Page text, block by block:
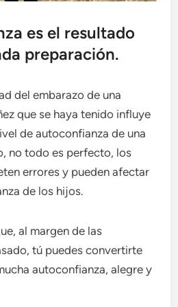
es el resultado
preparación.
del embarazo de una
que se haya tenido influye
de autoconfianza de una
no todo es perfecto, los
errores y pueden afectar
de los hijos.
al margen de las
tú puedes convertirte
autoconfianza, alegre y